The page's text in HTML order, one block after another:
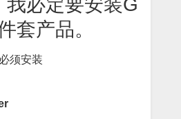
我必定要安装G
套产品。
须安装